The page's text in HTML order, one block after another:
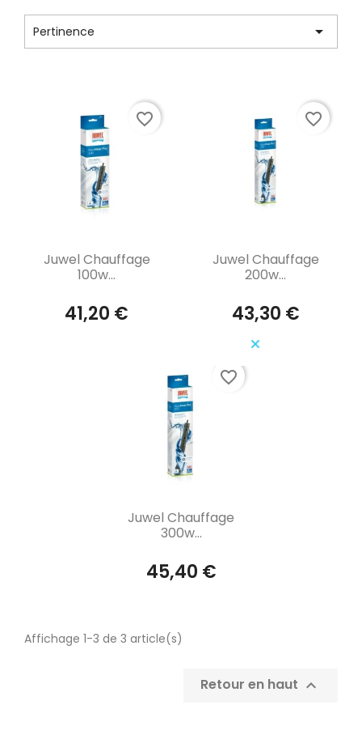
Pertinence 
Aperçu rapide
Juwel Chauffage
100w...
41,20 €
favorite_border
Aperçu rapide
Juwel Chauffage
200w...
43,30 €
favorite_border
Aperçu rapide
Juwel Chauffage
300w...
45,40 €
favorite_border
Affichage 1-3 de 3 article(s)
Retour en haut 